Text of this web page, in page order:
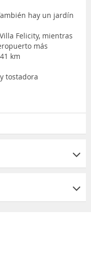
hay un jardín
Felicity, mientras
más
km
tostadora